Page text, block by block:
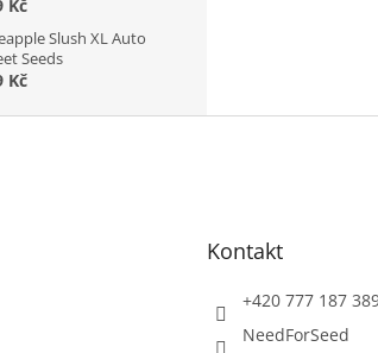
Kč
Slush XL Auto
Seeds
Kč
Kontakt
+420 777 187
NeedForSeed